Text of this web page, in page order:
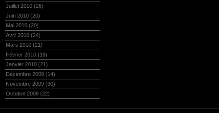
Juillet 2010 (26)
Juin 2010 (20)
Mai 2010 (20)
Avril 2010 (24)
Mars 2010 (21)
Février 2010 (19)
Janvier 2010 (21)
Décembre 2009 (14)
Novembre 2009 (30)
Octobre 2009 (22)